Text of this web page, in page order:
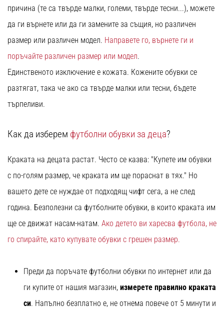
причина (те са твърде малки, големи, твърде тесни...), можете
да ги върнете или да ги замените за същия, но различен
размер или различен модел. Направете го, върнете ги и
поръчайте различен размер или модел.
Единственото изключение е кожата. Кожените обувки се
разтягат, така че ако са твърде малки или тесни, бъдете
търпеливи.
Как да изберем футболни обувки за деца?
Краката на децата растат. Често се казва: "Купете им обувки
с по-голям размер, че краката им ще пораснат в тях." Но
вашето дете се нуждае от подходящ чифт сега, а не след
година. Безполезни са футболните обувки, в които краката им
ще се движат насам-натам. Ако детето ви харесва футбола, не
го спирайте, като купувате обувки с грешен размер.
Преди да поръчате футболни обувки по интернет или да
ги купите от нашия магазин, измерете правилно краката
си. Напълно безплатно е, не отнема повече от 5 минути и